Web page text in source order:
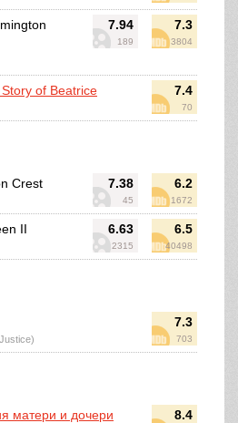
7.94
189
7.3
3804
7.4
70
of Beatrice
7.38
45
6.2
1672
Crest
6.63
2315
6.5
40498
II
7.3
703
8.4
матери и дочери